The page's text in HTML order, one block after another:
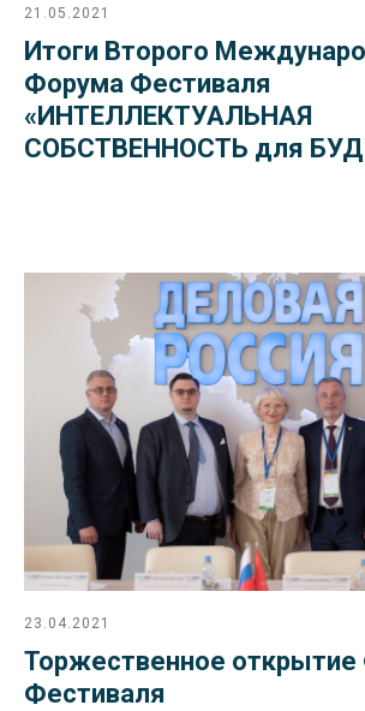
21.05.2021
Итоги Второго
Форума Фестиваля
«ИНТЕЛЛЕКТУАЛЬНАЯ
СОБСТВЕННОСТЬ для
23.04.2021
Торжественное
Фестиваля